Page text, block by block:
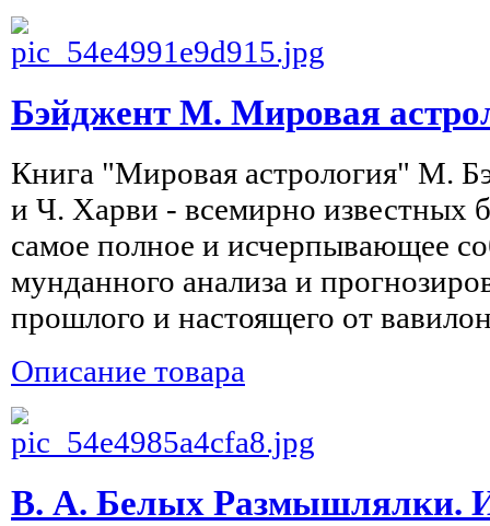
Бэйджент М. Мировая
Книга "Мировая астрология" М.
и Ч. Харви - всемирно известных
самое полное и исчерпывающее
мунданного анализа и
прошлого и настоящего от
Описание товара
В. А. Белых Размышлялки.